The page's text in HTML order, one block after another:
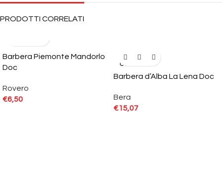
PRODOTTI CORRELATI
Barbera Piemonte Mandorlo
Doc
Rovero
€6,50
OUT
Barbera d’Alba La Lena Doc
Bera
€15,07